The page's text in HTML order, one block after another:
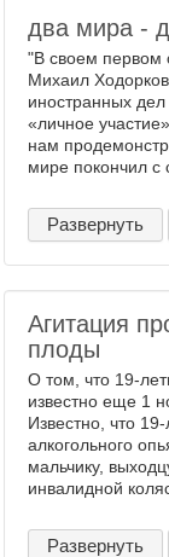
два мира -
"В своем первом
Михаил
иностранных
«личное
нам
мире покончил с
Развернуть
Агитация
плоды
О том, что 19-
известно еще 1
Известно, что
алкогольного
мальчику,
инвалидной
Развернуть